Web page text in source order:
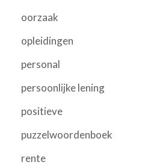
oorzaak
opleidingen
personal
persoonlijke lening
positieve
puzzelwoordenboek
rente